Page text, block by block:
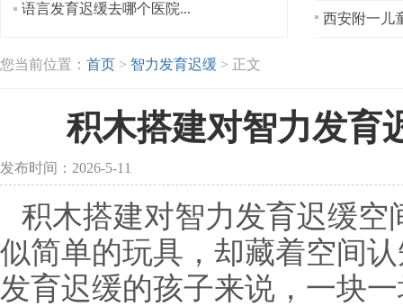
语言发育迟缓去哪个医院...
西安附一儿
您当前位置： 首页 > 智力发育迟缓 > 正文
积木搭建对智力发育
发布时间：2026-5-11
积木搭建对智力发育迟缓
似简单的玩具，却藏着空间
发育迟缓的孩子来说，一块